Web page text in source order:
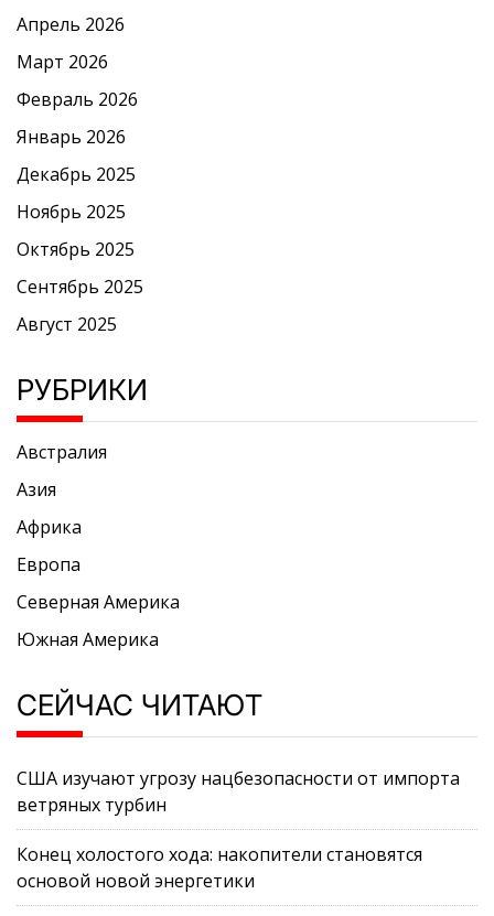
Апрель 2026
Март 2026
Февраль 2026
Январь 2026
Декабрь 2025
Ноябрь 2025
Октябрь 2025
Сентябрь 2025
Август 2025
РУБРИКИ
Австралия
Азия
Африка
Европа
Северная Америка
Южная Америка
СЕЙЧАС ЧИТАЮТ
США изучают угрозу нацбезопасности от импорта
ветряных турбин
Конец холостого хода: накопители становятся
основой новой энергетики